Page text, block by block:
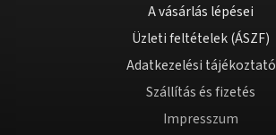
A vásárlás lépései
Üzleti feltételek (ÁSZF)
Adatkezelési tájékoztató
Szállítás és fizetés
Impresszum